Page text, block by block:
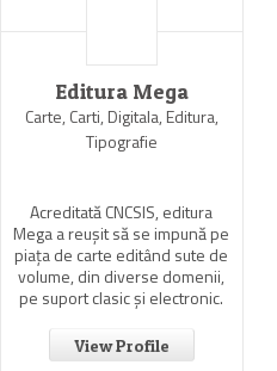
Editura Mega
Carte, Carti, Digitala, Editura,
Tipografie
Acreditată CNCSIS, editura
Mega a reuşit să se impună pe
piaţa de carte editând sute de
volume, din diverse domenii,
pe suport clasic şi electronic.
View Profile